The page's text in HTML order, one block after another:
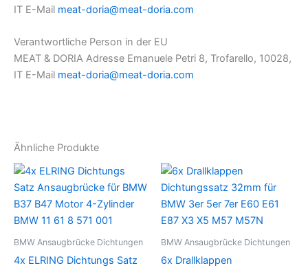
IT E-Mail meat-doria@meat-doria.com
Verantwortliche Person in der EU
MEAT & DORIA Adresse Emanuele Petri 8, Trofarello, 10028,
IT E-Mail meat-doria@meat-doria.com
Ähnliche Produkte
BMW Ansaugbrücke Dichtungen
4x ELRING Dichtungs Satz
BMW Ansaugbrücke Dichtungen
6x Drallklappen